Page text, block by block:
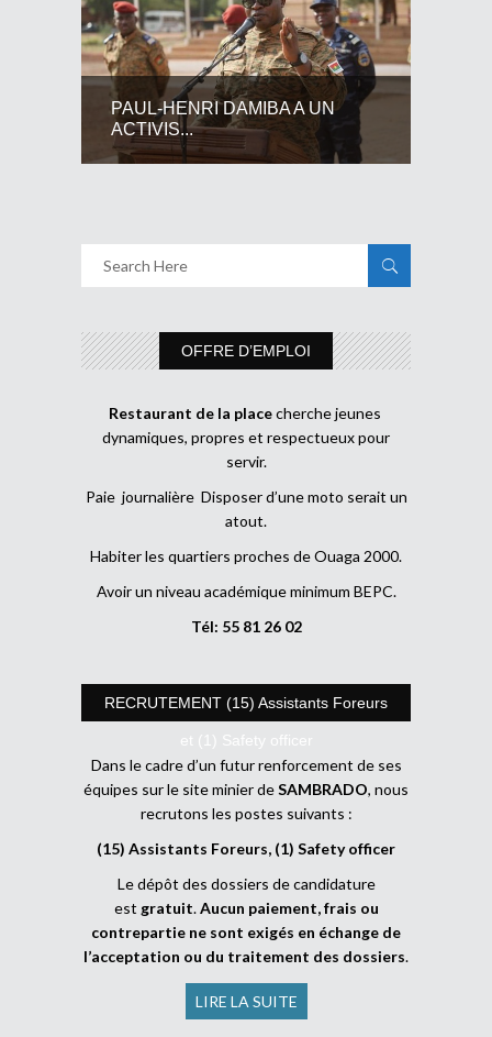
PAUL-HENRI DAMIBA A UN
ACTIVIS...
OFFRE D’EMPLOI
Restaurant de la placecherche jeunes
dynamiques, propres et respectueux pour
servir.
Paie journalière Disposer d’une moto serait un
atout.
Habiter les quartiers proches de Ouaga 2000.
Avoir un niveau académique minimum BEPC.
Tél: 55 81 26 02
RECRUTEMENT (15) Assistants Foreurs
et (1) Safety officer
Dans le cadre d’un futur renforcement de ses
équipes sur le site minier deSAMBRADO, nous
recrutons les postes suivants :
(15) Assistants Foreurs, (1) Safety officer
Le dépôt des dossiers de candidature
est gratuit.Aucun paiement, frais ou
contrepartie ne sont exigés en échange de
l’acceptation ou du traitement des dossiers.
LIRE LA SUITE